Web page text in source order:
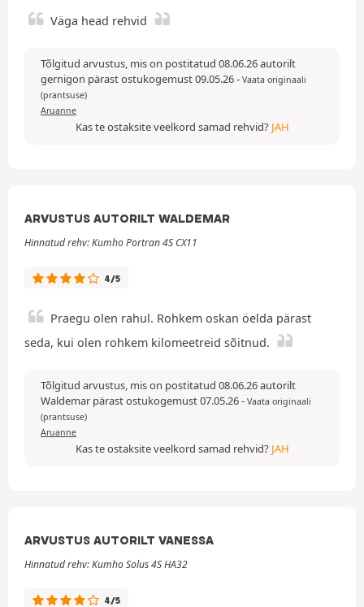
Väga head rehvid
Tõlgitud arvustus, mis on postitatud 08.06.26 autorilt
gernigon pärast ostukogemust 09.05.26- Vaata originaali
(prantsuse)
Aruanne
Kas te ostaksite veelkord samad rehvid? JAH
ARVUSTUS AUTORILT WALDEMAR
Hinnatud rehv: Kumho Portran 4S CX11
4/5
Praegu olen rahul. Rohkem oskan öelda pärast
seda, kui olen rohkem kilomeetreid sõitnud.
Tõlgitud arvustus, mis on postitatud 08.06.26 autorilt
Waldemar pärast ostukogemust 07.05.26- Vaata originaali
(prantsuse)
Aruanne
Kas te ostaksite veelkord samad rehvid? JAH
ARVUSTUS AUTORILT VANESSA
Hinnatud rehv: Kumho Solus 4S HA32
4/5